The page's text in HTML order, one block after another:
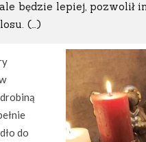
będzie lepiej, pozwolił
(…)
do